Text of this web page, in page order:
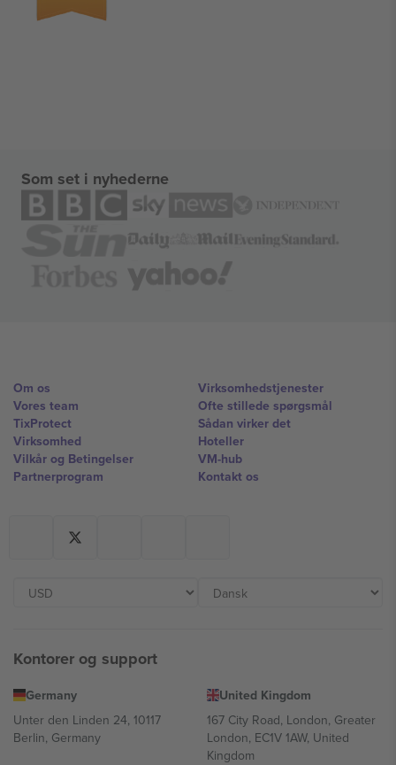
Som set i nyhederne
Om os
Vores team
TixProtect
Virksomhed
Vilkår og Betingelser
Partnerprogram
Virksomhedstjenester
Ofte stillede spørgsmål
Sådan virker det
Hoteller
VM-hub
Kontakt os
Kontorer og support
Germany
Unter den Linden 24, 10117
Berlin, Germany
United Kingdom
167 City Road, London, Greater
London, EC1V 1AW, United
Kingdom